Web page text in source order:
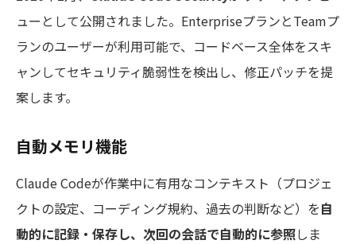
ューとして公開されました。EnterpriseプランとTeamプ
ランのユーザーが利用可能で、コードベース全体をスキ
ャンしてセキュリティ脆弱性を検出し、修正パッチを提
案します。
自動メモリ機能
Claude Codeが作業中に有用なコンテキスト（プロジェ
クトの設定、コーディング規約、過去の判断など）を自
動的に記録・保存し、次回の会話で自動的に参照しま